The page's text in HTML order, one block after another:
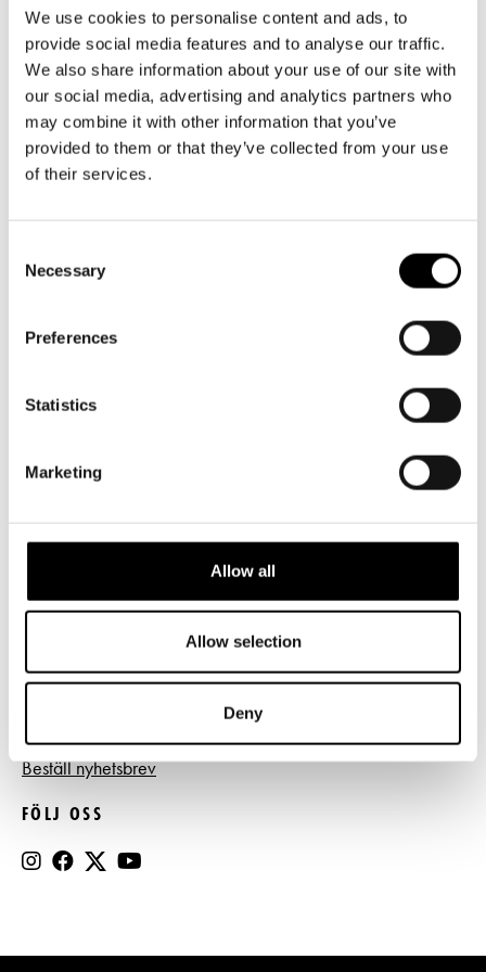
We use cookies to personalise content and ads, to
provide social media features and to analyse our traffic.
We also share information about your use of our site with
our social media, advertising and analytics partners who
may combine it with other information that you’ve
provided to them or that they’ve collected from your use
of their services.
Selection
Necessary
Preferences
Statistics
Marketing
Allow all
Allow selection
Deny
Presentkort
Tillgänglighet
Frågor & svar
Platskarta
Företag
Guidning
Teaterns verksamhet
Ensemble
Historia
Svenska Teatern Live
LOGGA IN
info@svenskateatern.fi
BILJETTER
Köp biljetter
Biljettkassan öppnar 11.8
Norra esplanaden 2
LÄNKAR
Frågor & svar
Press
Register- och dataskyddsbeskrivning
Beställ nyhetsbrev
FÖLJ OSS